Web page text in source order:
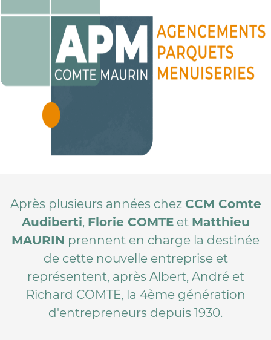
Après plusieurs années chez CCM Comte
Audiberti, Florie COMTEet Matthieu
MAURIN prennent en charge la destinée
de cette nouvelle entreprise et
représentent, après Albert, André et
Richard COMTE, la 4ème génération
d'entrepreneurs depuis 1930.